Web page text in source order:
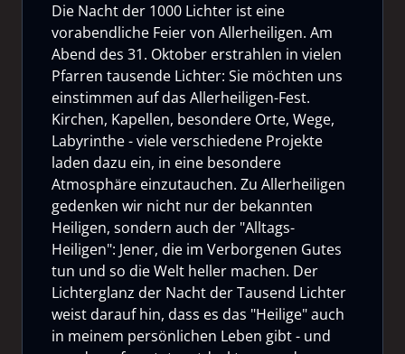
Die Nacht der 1000 Lichter ist eine
vorabendliche Feier von Allerheiligen. Am
Abend des 31. Oktober erstrahlen in vielen
Pfarren tausende Lichter: Sie möchten uns
einstimmen auf das Allerheiligen-Fest.
Kirchen, Kapellen, besondere Orte, Wege,
Labyrinthe - viele verschiedene Projekte
laden dazu ein, in eine besondere
Atmosphäre einzutauchen. Zu Allerheiligen
gedenken wir nicht nur der bekannten
Heiligen, sondern auch der "Alltags-
Heiligen": Jener, die im Verborgenen Gutes
tun und so die Welt heller machen. Der
Lichterglanz der Nacht der Tausend Lichter
weist darauf hin, dass es das "Heilige" auch
in meinem persönlichen Leben gibt - und